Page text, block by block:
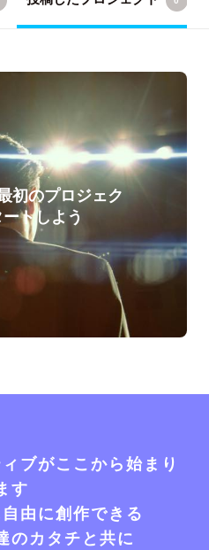
初のプロジェク
トしよう
ブがここから始まり
す
由に創作できる
のカタチと共に